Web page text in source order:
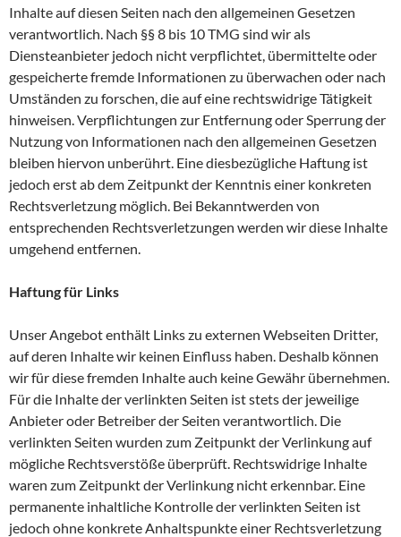
Inhalte auf diesen Seiten nach den allgemeinen Gesetzen
verantwortlich. Nach §§ 8 bis 10 TMG sind wir als
Diensteanbieter jedoch nicht verpflichtet, übermittelte oder
gespeicherte fremde Informationen zu überwachen oder nach
Umständen zu forschen, die auf eine rechtswidrige Tätigkeit
hinweisen. Verpflichtungen zur Entfernung oder Sperrung der
Nutzung von Informationen nach den allgemeinen Gesetzen
bleiben hiervon unberührt. Eine diesbezügliche Haftung ist
jedoch erst ab dem Zeitpunkt der Kenntnis einer konkreten
Rechtsverletzung möglich. Bei Bekanntwerden von
entsprechenden Rechtsverletzungen werden wir diese Inhalte
umgehend entfernen.
Haftung für Links
Unser Angebot enthält Links zu externen Webseiten Dritter,
auf deren Inhalte wir keinen Einfluss haben. Deshalb können
wir für diese fremden Inhalte auch keine Gewähr übernehmen.
Für die Inhalte der verlinkten Seiten ist stets der jeweilige
Anbieter oder Betreiber der Seiten verantwortlich. Die
verlinkten Seiten wurden zum Zeitpunkt der Verlinkung auf
mögliche Rechtsverstöße überprüft. Rechtswidrige Inhalte
waren zum Zeitpunkt der Verlinkung nicht erkennbar. Eine
permanente inhaltliche Kontrolle der verlinkten Seiten ist
jedoch ohne konkrete Anhaltspunkte einer Rechtsverletzung